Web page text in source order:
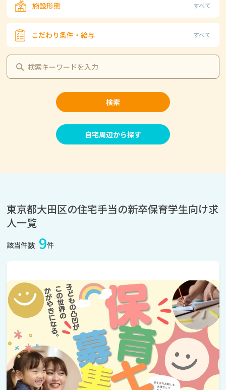
施設形態 すべて
こだわり条件・給与 すべて
検索
自宅周辺から探す
東京都大田区の住宅手当の新卒保育学生向け求
人一覧
該当件数 9件